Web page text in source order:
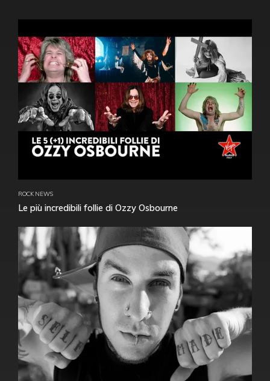
ROCK NEWS
Le più incredibili follie di Ozzy Osbourne